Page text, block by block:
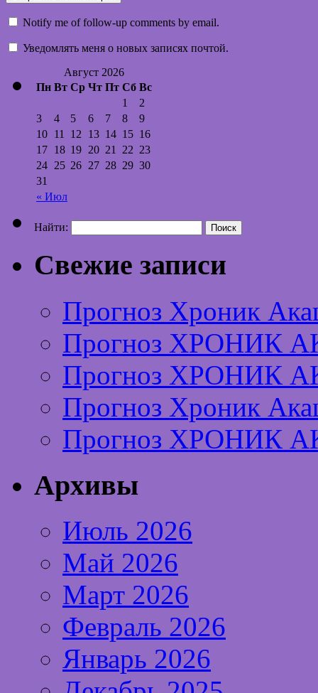
Notify me of follow-up comments by email.
Уведомлять меня о новых записях почтой.
Август 2026
Пн Вт Ср Чт Пт Сб Вс
« Июл
1
2
3
4 5 6 7 8
9
10 11 12 13 14 15 16
17 18 19 20 21 22 23
24 25 26 27 28 29 30
31
Найти:
Свежие записи
Прогноз Хроник
Прогноз ХРОНИК
Прогноз ХРОНИК
Прогноз Хроник
Прогноз ХРОНИК
Архивы
Июль 2026
Май 2026
Март 2026
Февраль 2026
Январь 2026